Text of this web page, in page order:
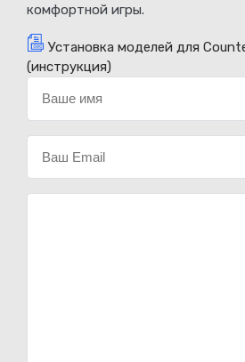
комфортной игры.
Установка моделей для
(инструкция)